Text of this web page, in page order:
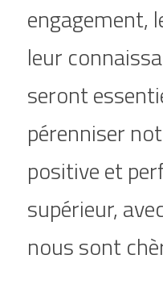
engagement,
leur
seront
pérenniser
positive et
supérieur,
nous sont